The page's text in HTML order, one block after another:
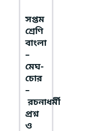
সপ্তম
শ্রেণি
বাংলা
–
মেঘ-
চোর
–
রচনাধর্মী
প্রশ্ন
ও